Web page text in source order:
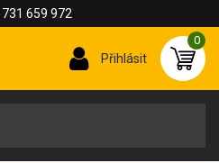
731 659 972
Přihlásit
0